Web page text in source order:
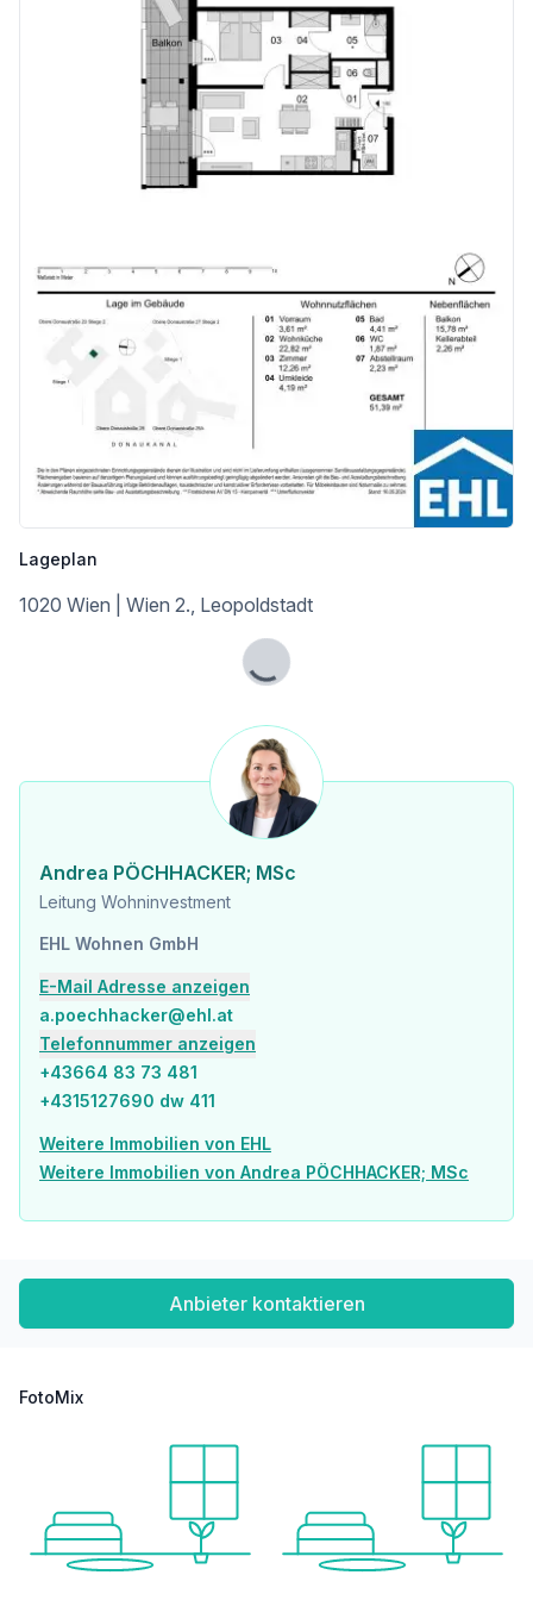
Kaufpreise der Vorsorgewohnungen
von EUR 286.000,- bis EUR 1.238.000,- netto zzgl. 20% USt.
Zu erwartender Mietertrag
von ca. EUR 17,50 bis EUR 22,50 netto/m²
Provisionsfrei für den Käufer!
Fertigstellung: voraussichtlich Q2/2026
Bei diesem Angebot handelt es sich um eine Vorsorgewohnung, die zu Vermietungszwecken erworben wird. Der angegebene Kaufpreis versteht sich daher zzgl. 20% USt. Diese Daten sind vorbehaltlich möglicher Änderungen.
Wir weisen darauf hin, dass zwischen dem Vermittler und dem zu vermittelnden Dritten ein familiäres oder wirtschaftliches Naheverhältnis besteht.
Infrastruktur / Entfernungen
Gesundheit
Kindergarten <250m
Nahversorgung
Supermarkt <250m
Bäckerei <500m
Geldautomat <250m
Bank <750m
Post <750m
Polizei <750m
Verkehr
Bus <250m
Straßenbahn <500m
Angaben Entfernung Luftlinie / Quelle: OpenStreetMap
Lageplan
1020 Wien | Wien 2., Leopoldstadt
Lade...
Andrea PÖCHHACKER; MSc
Leitung Wohninvestment
EHL Wohnen GmbH
E-Mail Adresse anzeigen
a.poechhacker@ehl.at
Telefonnummer anzeigen
+43664 83 73 481
+4315127690 dw 411
Weitere Immobilien von EHL
Weitere Immobilien von Andrea PÖCHHACKER; MSc
Anbieter kontaktieren
FotoMix